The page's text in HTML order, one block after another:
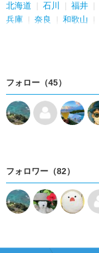
北海道 石川 福井
兵庫
奈良 和歌山
フォロー（45）
フォロワー（82）